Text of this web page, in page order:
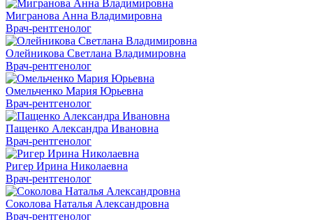
Мигранова Анна Владимировна
Врач-рентгенолог
Олейникова Светлана Владимировна
Врач-рентгенолог
Омельченко Мария Юрьевна
Врач-рентгенолог
Пащенко Александра Ивановна
Врач-рентгенолог
Ригер Ирина Николаевна
Врач-рентгенолог
Соколова Наталья Александровна
Врач-рентгенолог